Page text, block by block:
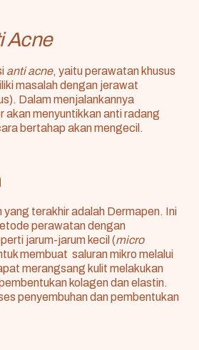
Acne
anti acne, yaitu perawatan khusus
masalah dengan jerawat
Dalam menjalankannya
menyuntikkan anti radang
bertahap akan mengecil.
terakhir adalah Dermapen. Ini
perawatan dengan
jarum-jarum kecil (micro
membuat saluran mikro melalui
merangsang kulit melakukan
kolagen dan elastin.
penyembuhan dan pembentukan